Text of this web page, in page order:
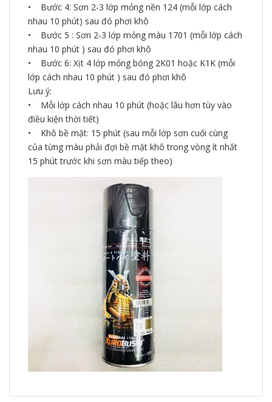
• Bước 4: Sơn 2-3 lớp mỏng nền 124 (mỗi lớp cách
nhau 10 phút) sau đó phơi khô
• Bước 5 : Sơn 2-3 lớp mỏng màu 1701 (mỗi lớp cách
nhau 10 phút ) sau đó phơi khô
• Bước 6: Xịt 4 lớp mỏng bóng 2K01 hoặc K1K (mỗi
lớp cách nhau 10 phút ) sau đó phơi khô
Lưu ý:
• Mỗi lớp cách nhau 10 phút (hoặc lâu hơn tùy vào
điều kiện thời tiết)
• Khô bề mặt: 15 phút (sau mỗi lớp sơn cuối cùng
của từng màu phải đợi bề mặt khô trong vòng ít nhất
15 phút trước khi sơn màu tiếp theo)